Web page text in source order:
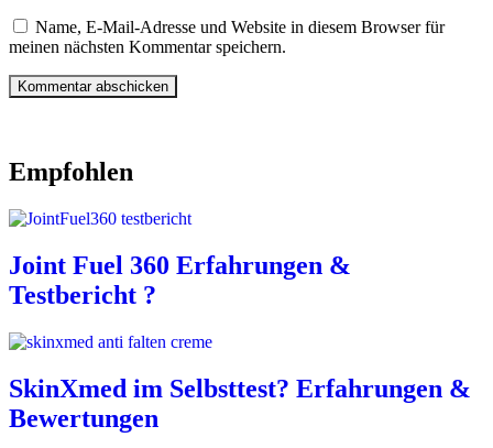
Name, E-Mail-Adresse und Website in diesem Browser für
meinen nächsten Kommentar speichern.
Empfohlen
Joint Fuel 360 Erfahrungen &
Testbericht ?
SkinXmed im Selbsttest? Erfahrungen &
Bewertungen